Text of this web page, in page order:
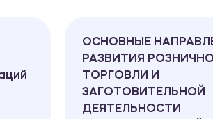
ОСНОВНЫЕ
РАЗВИТИЯ
ТОРГОВЛИ И
ЗАГОТОВИТЕЛЬНОЙ
ДЕЯТЕЛЬНОСТИ